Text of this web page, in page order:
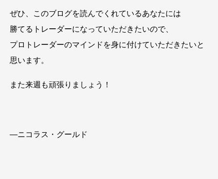
ぜひ、このブログを読んでくれているあなたには
勝てるトレーダーになっていただきたいので、
プロトレーダーのマインドを身に付けていただきたいと
思います。
また来週も頑張りましょう！
―ニコラス・グールド